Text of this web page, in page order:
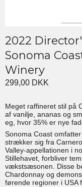
2022
Sonoma
Winery
299,00 DKK
Meget raffineret stil på
af vanilje, ananas og
eg, hvor 35% er nye
Sonoma Coast
strækker sig fra
Valley-appellationen i
Stillehavet, forbliver
vækstsæsonen. Disse
Chardonnay og
førende regioner i USA